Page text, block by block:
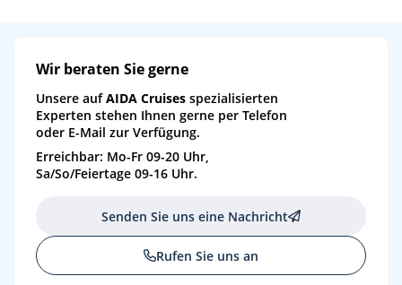
Wir beraten Sie gerne
Unsere aufAIDA Cruises spezialisierten
Experten stehen Ihnen gerne per Telefon
oder E-Mail zur Verfügung.
Erreichbar: Mo-Fr 09-20 Uhr,
Sa/So/Feiertage 09-16 Uhr.
Senden Sie uns eine Nachricht
Rufen Sie uns an